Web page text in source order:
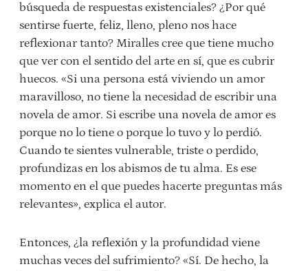
búsqueda de respuestas existenciales? ¿Por qué
sentirse fuerte, feliz, lleno, pleno nos hace
reflexionar tanto? Miralles cree que tiene mucho
que ver con el sentido del arte en sí, que es cubrir
huecos. «Si una persona está viviendo un amor
maravilloso, no tiene la necesidad de escribir una
novela de amor. Si escribe una novela de amor es
porque no lo tiene o porque lo tuvo y lo perdió.
Cuando te sientes vulnerable, triste o perdido,
profundizas en los abismos de tu alma. Es ese
momento en el que puedes hacerte preguntas más
relevantes», explica el autor.
Entonces, ¿la reflexión y la profundidad viene
muchas veces del sufrimiento? «Sí. De hecho, la